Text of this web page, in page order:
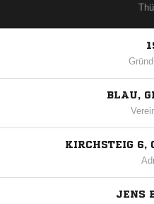
BLAU,
KIRCHSTEIG 6,
JENS